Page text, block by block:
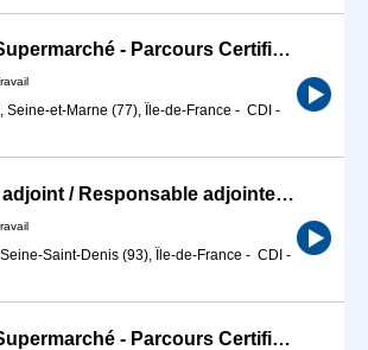
Directeur de Supermarché - Parcours Certifiant (H/F)
Seine-et-Marne (77), Île-de-France - CDI -
Responsable adjoint / Responsable adjointe de magasin de grande d (H/F)
Saint-Denis (93), Île-de-France - CDI -
Directeur de Supermarché - Parcours Certifiant (H/F)